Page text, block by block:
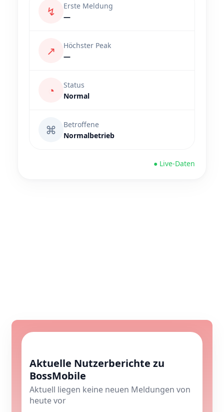
↯
Erste Meldung
—
↗
Höchster Peak
—
◔
Status
Normal
⌘
Betroffene
Normalbetrieb
● Live-Daten
Aktuelle Nutzerberichte zu
BossMobile
Aktuell liegen keine neuen Meldungen von
heute vor